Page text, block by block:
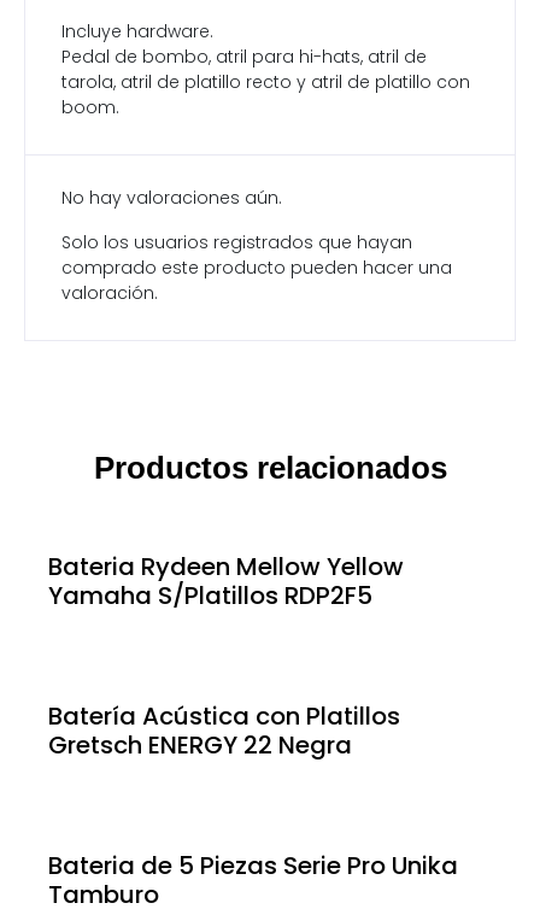
Incluye hardware.
Pedal de bombo, atril para hi-hats, atril de
tarola, atril de platillo recto y atril de platillo con
boom.
No hay valoraciones aún.
Solo los usuarios registrados que hayan
comprado este producto pueden hacer una
valoración.
Productos relacionados
Bateria Rydeen Mellow Yellow
Yamaha S/Platillos RDP2F5
Batería Acústica con Platillos
Gretsch ENERGY 22 Negra
Bateria de 5 Piezas Serie Pro Unika
Tamburo